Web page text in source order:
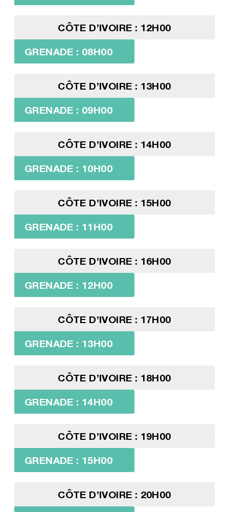
CÔTE D’IVOIRE : 12H00
GRENADE : 08H00
CÔTE D’IVOIRE : 13H00
GRENADE : 09H00
CÔTE D’IVOIRE : 14H00
GRENADE : 10H00
CÔTE D’IVOIRE : 15H00
GRENADE : 11H00
CÔTE D’IVOIRE : 16H00
GRENADE : 12H00
CÔTE D’IVOIRE : 17H00
GRENADE : 13H00
CÔTE D’IVOIRE : 18H00
GRENADE : 14H00
CÔTE D’IVOIRE : 19H00
GRENADE : 15H00
CÔTE D’IVOIRE : 20H00